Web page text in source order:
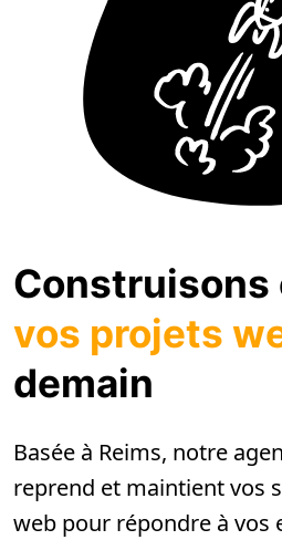
Construisons
vos projets
demain
Basée à Reims, notre
reprend et maintient vos
web pour répondre à vos